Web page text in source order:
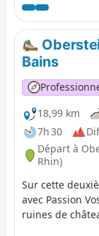
comme au
joue à saute-
Niederbronn-
qualité des
réputée depuis
vallée de la
Bains
18,99 km
7h 30
Départ à
Rhin)
Sur cette
avec Passion
ruines de